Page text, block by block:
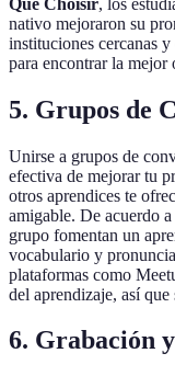
nativo mejoraron su
instituciones cercanas
para encontrar la mejor
5. Grupos de
Unirse a grupos de
efectiva de mejorar tu
otros aprendices te
amigable. De acuerdo a
grupo fomentan un
vocabulario y
plataformas como
del aprendizaje, así
6. Grabación